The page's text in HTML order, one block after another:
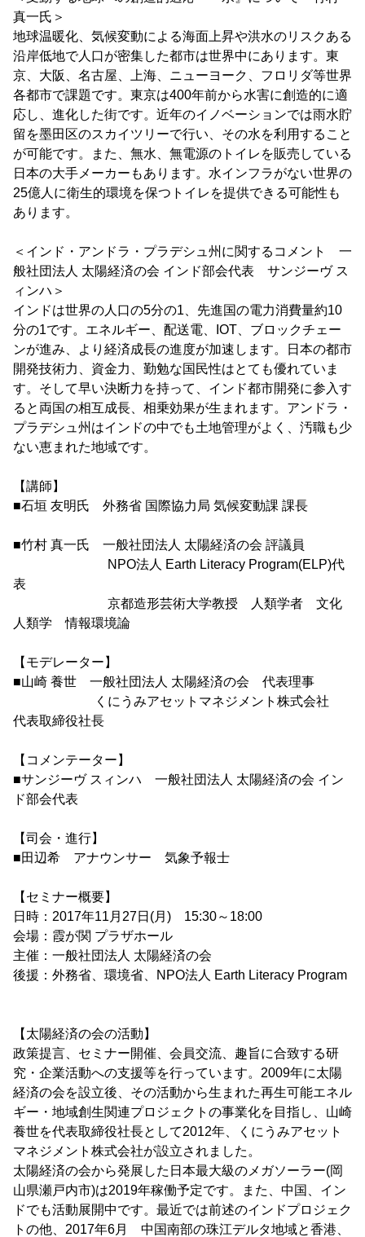
真一氏＞
地球温暖化、気候変動による海面上昇や洪水のリスクある
沿岸低地で人口が密集した都市は世界中にあります。東
京、大阪、名古屋、上海、ニューヨーク、フロリダ等世界
各都市で課題です。東京は400年前から水害に創造的に適
応し、進化した街です。近年のイノベーションでは雨水貯
留を墨田区のスカイツリーで行い、その水を利用すること
が可能です。また、無水、無電源のトイレを販売している
日本の大手メーカーもあります。水インフラがない世界の
25億人に衛生的環境を保つトイレを提供できる可能性も
あります。
＜インド・アンドラ・プラデシュ州に関するコメント 一
般社団法人 太陽経済の会 インド部会代表 サンジーヴ ス
ィンハ＞
インドは世界の人口の5分の1、先進国の電力消費量約10
分の1です。エネルギー、配送電、IOT、ブロックチェー
ンが進み、より経済成長の進度が加速します。日本の都市
開発技術力、資金力、勤勉な国民性はとても優れていま
す。そして早い決断力を持って、インド都市開発に参入す
ると両国の相互成長、相乗効果が生まれます。アンドラ・
プラデシュ州はインドの中でも土地管理がよく、汚職も少
ない恵まれた地域です。
【講師】
■石垣 友明氏 外務省 国際協力局 気候変動課 課長
■竹村 真一氏 一般社団法人 太陽経済の会 評議員
NPO法人 Earth Literacy Program(ELP)代
表
京都造形芸術大学教授 人類学者 文化
人類学 情報環境論
【モデレーター】
■山崎 養世 一般社団法人 太陽経済の会 代表理事
くにうみアセットマネジメント株式会社
代表取締役社長
【コメンテーター】
■サンジーヴ スィンハ 一般社団法人 太陽経済の会 イン
ド部会代表
【司会・進行】
■田辺希 アナウンサー 気象予報士
【セミナー概要】
日時：2017年11月27日(月) 15:30～18:00
会場：霞が関 プラザホール
主催：一般社団法人 太陽経済の会
後援：外務省、環境省、NPO法人 Earth Literacy Program
【太陽経済の会の活動】
政策提言、セミナー開催、会員交流、趣旨に合致する研
究・企業活動への支援等を行っています。2009年に太陽
経済の会を設立後、その活動から生まれた再生可能エネル
ギー・地域創生関連プロジェクトの事業化を目指し、山崎
養世を代表取締役社長として2012年、くにうみアセット
マネジメント株式会社が設立されました。
太陽経済の会から発展した日本最大級のメガソーラー(岡
山県瀬戸内市)は2019年稼働予定です。また、中国、イン
ドでも活動展開中です。最近では前述のインドプロジェク
トの他、2017年6月 中国南部の珠江デルタ地域と香港、